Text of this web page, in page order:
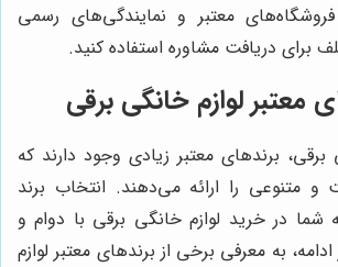
فروشگاه‌های معتبر و نمایندگی‌های رسمی
برای دریافت مشاوره استفاده کنید.
معتبر لوازم خانگی برقی
برقی، برندهای معتبر زیادی وجود دارند که
متنوعی را ارائه می‌دهند. انتخاب برند
شما در خرید لوازم خانگی برقی با دوام و
به معرفی برخی از برندهای معتبر لوازم